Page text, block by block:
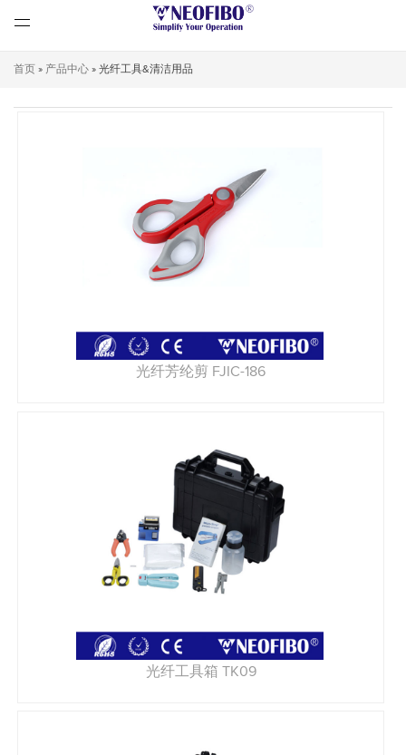
首页 » 产品中心 » 光纤工具&清洁用品
光纤芳纶剪 FJIC-186
光纤工具箱 TK09